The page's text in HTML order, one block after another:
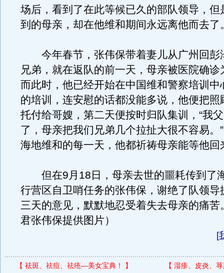
场后，看到了在此等候已久的部队领导，但
到的母亲，却在他维和期间永远离他而去了
今年春节，张伟保带着妻儿从广州回彭
兄弟，就在返队的前一天，母亲被医院确诊
而此时，他已经开始在中国维和警察培训中
的培训，连安慰的话都没能多说，他便把照
托付给哥嫂，第二天便按时归队集训，“我
了，母亲把我们兄弟几个拉扯大很不容易。
海地维和的每一天，他都祈祷母亲能等他回
但在9月18日，母亲去世的噩耗传到了
行营区自卫哨任务的张伟保，谢绝了队领导
三天的意见，默默地忍受着失去母亲的痛苦
君张伟保提供图片）
[
【 祛斑、祛痘、祛疮—美女宝典！ 】 【 湿疹、皮炎、